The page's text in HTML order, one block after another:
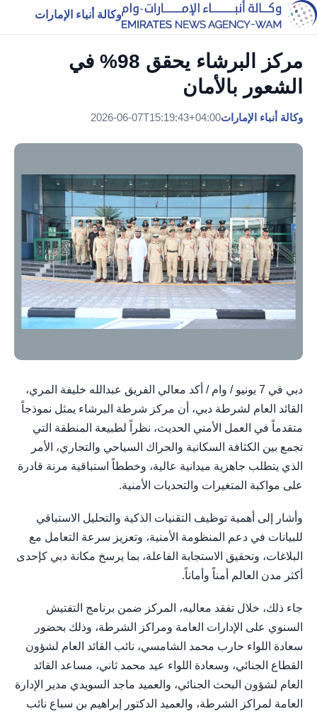
وكالة أنباء الإمارات
مركز البرشاء يحقق 98% في
الشعور بالأمان
وكالة أنباء الإمارات2026-06-07T15:19:43+04:00
دبي في 7 يونيو / وام / أكد معالي الفريق عبدالله خليفة المري،
القائد العام لشرطة دبي، أن مركز شرطة البرشاء يمثل نموذجاً
متقدماً في العمل الأمني الحديث، نظراً لطبيعة المنطقة التي
تجمع بين الكثافة السكانية والحراك السياحي والتجاري، الأمر
الذي يتطلب جاهزية ميدانية عالية، وخططاً استباقية مرنة قادرة
على مواكبة المتغيرات والتحديات الأمنية.
وأشار إلى أهمية توظيف التقنيات الذكية والتحليل الاستباقي
للبيانات في دعم المنظومة الأمنية، وتعزيز سرعة التعامل مع
البلاغات، وتحقيق الاستجابة الفاعلة، بما يرسخ مكانة دبي كإحدى
أكثر مدن العالم أمناً وأماناً.
جاء ذلك، خلال تفقد معاليه، المركز ضمن برنامج التفتيش
السنوي على الإدارات العامة ومراكز الشرطة، وذلك بحضور
سعادة اللواء حارب محمد الشامسي، نائب القائد العام لشؤون
القطاع الجنائي، وسعادة اللواء عيد محمد ثاني، مساعد القائد
العام لشؤون البحث الجنائي، والعميد ماجد السويدي مدير الإدارة
العامة لمراكز الشرطة، والعميد الدكتور إبراهيم بن سباع نائب